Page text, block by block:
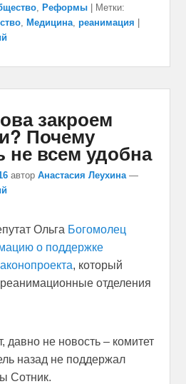
, Реформы
Метки:
, Медицина, реанимация
закроем
Почему
не всем удобна
автор Анастасия Леухина —
Ольга Богомолец
о поддержке
, который
отделения
давно не новость – комитет
назад не поддержал
Сотник.